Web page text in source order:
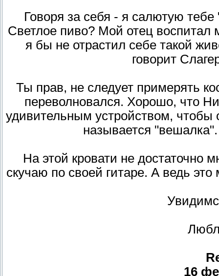
Говоря за себя - я салютую
Светлое пиво? Мой отец
я бы не отрастил себе такой
говорит
Ты прав, не следует примерять
переволновался. Хорошо, что
удивительным устройством, чтобы
называется
На этой кровати не достаточно
скучаю по своей гитаре. А ведь
16